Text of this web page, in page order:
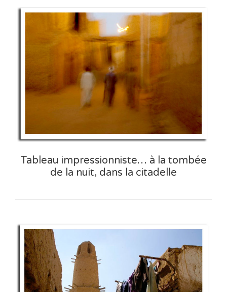
Tableau impressionniste… à la tombée
de la nuit, dans la citadelle